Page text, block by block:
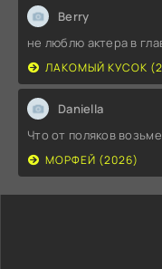
Berry
не люблю актера в
ЛАКОМЫЙ КУСОК
Daniella
Что от поляков
МОРФЕЙ (2026)